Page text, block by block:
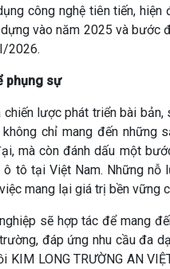
công nghệ tiên tiến, hiện
vào năm 2025 và bước
2026.
phụng sự
lược phát triển bài
không chỉ mang đến
mà còn đánh dấu một
ô tô tại Việt Nam. Những nỗ
mang lại giá trị bền vững
sẽ hợp tác để mang
đáp ứng nhu cầu đa
KIM LONG TRƯỜNG AN